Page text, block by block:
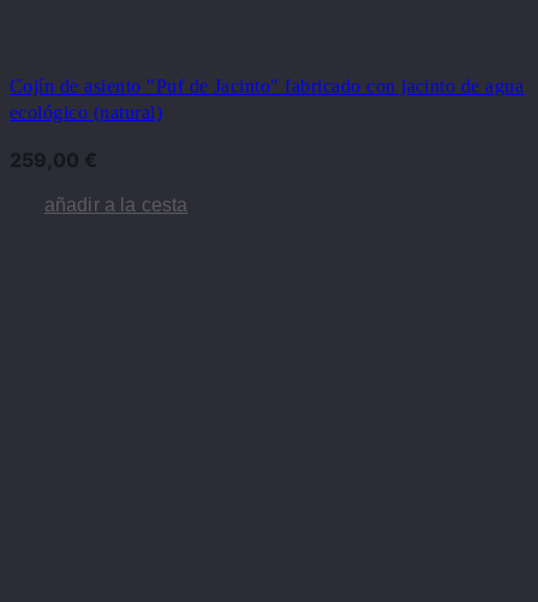
Cojín de asiento "Puf de Jacinto" fabricado con jacinto de agua
ecológico (natural)
259,00 €
añadir a la cesta